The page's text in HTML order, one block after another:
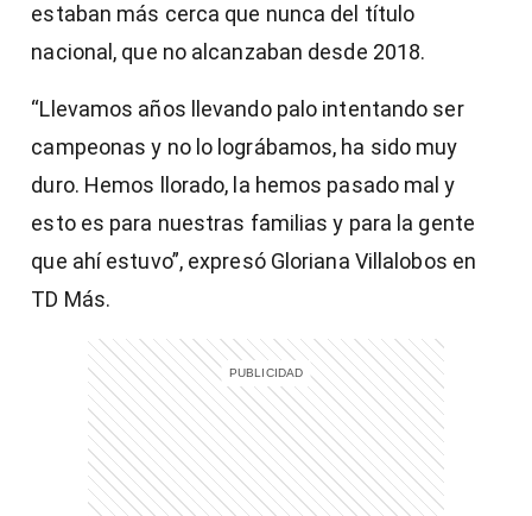
estaban más cerca que nunca del título
nacional, que no alcanzaban desde 2018.
“Llevamos años llevando palo intentando ser
campeonas y no lo lográbamos, ha sido muy
duro. Hemos llorado, la hemos pasado mal y
esto es para nuestras familias y para la gente
que ahí estuvo”, expresó Gloriana Villalobos en
TD Más.